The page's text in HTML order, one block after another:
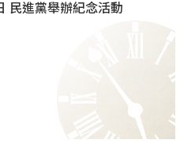
民進黨舉辦紀念活動